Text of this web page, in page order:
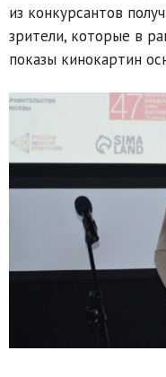
из конкурсантов
зрители, которые в
показы кинокартин